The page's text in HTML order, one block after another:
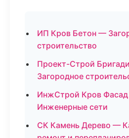
ИП Кров Бетон —
строительство
Проект-Строй
Загородное
ИнжСтрой Кров
Инженерные сети
СК Камень Дерево —